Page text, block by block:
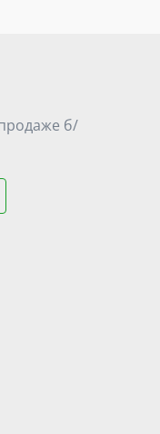
б/